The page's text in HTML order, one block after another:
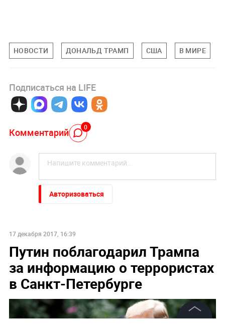
НОВОСТИ ДОНАЛЬД ТРАМП США В МИРЕ
Подписаться на LIFE
Комментарий 0
Авторизоваться
17 декабря 2017, 16:39
Путин поблагодарил Трампа
за информацию о террористах
в Санкт-Петербурге